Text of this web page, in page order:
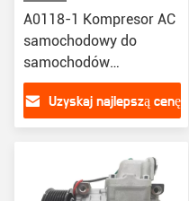
A0118-1 Kompresor AC
samochodowy do
samochodów
samochodowych Audi
A6L A4 B8 C7 2.5
447150-2340 447150-
447150-2348 447190-
3400
Uzyskaj najlepszą cenę